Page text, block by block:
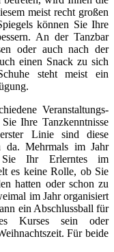
meist recht großen
können Sie Ihre
An der Tanzbar
oder auch nach der
einen Snack zu sich
steht meist ein
Veranstaltungs-
Ihre Tanzkenntnisse
Linie sind diese
da. Mehrmals im Jahr
Sie Ihr Erlerntes im
es keine Rolle, ob Sie
hatten oder schon zu
im Jahr organisiert
ein Abschlussball für
Kurses sein oder
Für beide